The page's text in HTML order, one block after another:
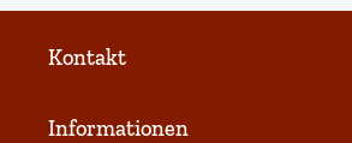
Kontakt
Informationen